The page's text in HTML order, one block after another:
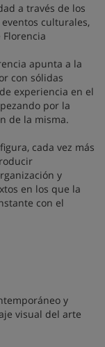
a través de los
culturales,
apunta a la
con sólidas
experiencia en el
por la
de la misma.
cada vez más
y
en los que la
con el
y
visual del arte